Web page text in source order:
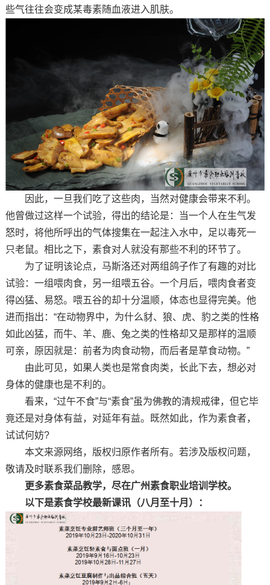
些气往往会变成某毒素随血液进入肌肤。
因此，一旦我们吃了这些肉，当然对健康会带来不利。
他曾做过这样一个试验，得出的结论是：当一个人在生气发
怒时，将他所呼出的气体搜集在一起注入水中，足以毒死一
只老鼠。相比之下，素食对人就没有那些不利的环节了。
为了证明该论点，马斯洛还对两组鸽子作了有趣的对比
试验：一组喂肉食，另一组喂五谷。一个月后，喂肉食者变
得凶猛、易怒。喂五谷的却十分温顺，体态也显得完美。他
进而指出：“在动物界中，为什么豺、狼、虎、豹之类的性格
如此凶猛，而牛、羊、鹿、兔之类的性格却又是那样的温顺
可亲，原因就是：前者为肉食动物，而后者是草食动物。”
由此可见，如果人类也是常食肉类，长此下去，想必对
身体的健康也是不利的。
看来，“过午不食”与“素食”虽为佛教的清规戒律，但它毕
竟还是对身体有益，对延年有益。既然如此，作为素食者，
试试何妨?
本文来源网络，版权归原作者所有。若涉及版权问题，
敬请及时联系我们删除，感恩。
更多素食菜品教学，尽在广州素食职业培训学校。
以下是素食学校最新课讯（八月至十月）：